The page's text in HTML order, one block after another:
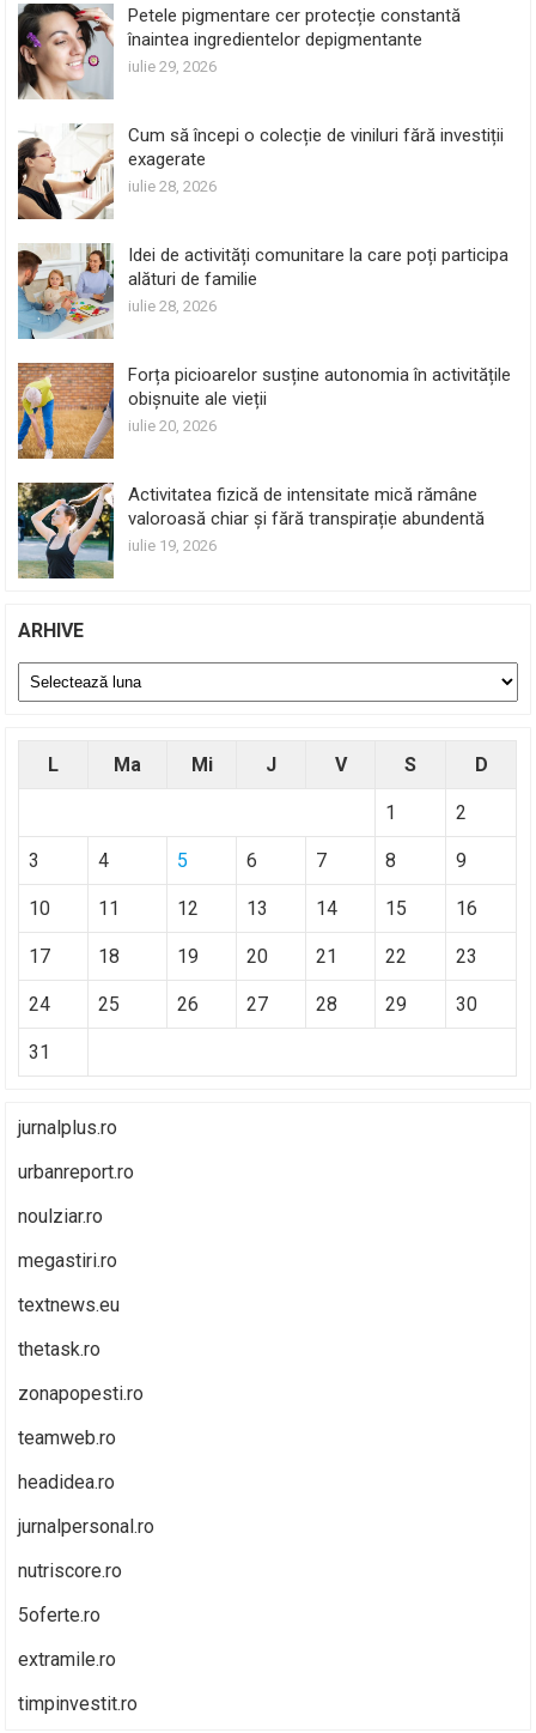
Petele pigmentare cer protecție constantă
înaintea ingredientelor depigmentante
iulie 29, 2026
Cum să începi o colecție de viniluri fără investiții
exagerate
iulie 28, 2026
Idei de activități comunitare la care poți participa
alături de familie
iulie 28, 2026
Forța picioarelor susține autonomia în activitățile
obișnuite ale vieții
iulie 20, 2026
Activitatea fizică de intensitate mică rămâne
valoroasă chiar și fără transpirație abundentă
iulie 19, 2026
ARHIVE
Arhive
L Ma Mi J V S D
1 2
3 4 5 6 7 8 9
10 11 12 13 14 15 16
17 18 19 20 21 22 23
24 25 26 27 28 29 30
31
jurnalplus.ro
urbanreport.ro
noulziar.ro
megastiri.ro
textnews.eu
thetask.ro
zonapopesti.ro
teamweb.ro
headidea.ro
jurnalpersonal.ro
nutriscore.ro
5oferte.ro
extramile.ro
timpinvestit.ro